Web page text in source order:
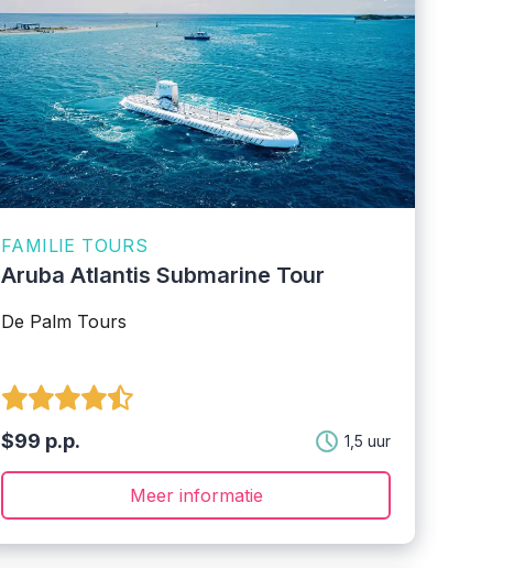
FAMILIE TOURS
Aruba Atlantis Submarine Tour
De Palm Tours
$99 p.p. 1,5 uur
Meer informatie